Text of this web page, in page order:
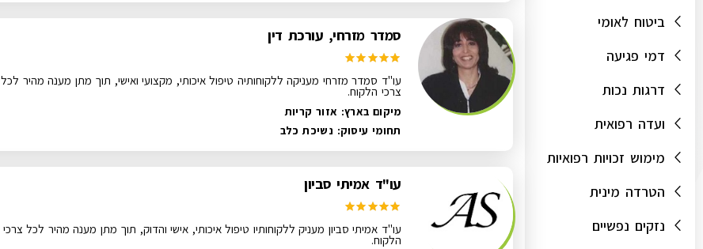
ביטוח לאומי
דמי פגיעה
דרגות נכות
ועדה רפואית
מימוש זכויות רפואיות
הטרדה מינית
נזקים נפשיים
סמדר מזרחי, עורכת דין
עו"ד סמדר מזרחי מעניקה ללקוחותיה טיפול איכותי, מקצועי ואישי, תוך מתן מענה מהיר לכל
צרכי הלקוח.
מיקום בארץ: אזור קריות
תחומי עיסוק: נשיכת כלב
עו"ד אמיתי סביון
עו"ד אמיתי סביון מעניק ללקוחותיו טיפול איכותי, אישי והדוק, תוך מתן מענה מהיר לכל צרכי
הלקוח.